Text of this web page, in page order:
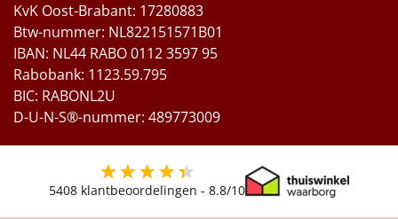
KvK Oost-Brabant: 17280883
Btw-nummer: NL822151571B01
IBAN: NL44 RABO 0112 3597 95
Rabobank: 1123.59.795
BIC: RABONL2U
D-U-N-S®-nummer: 489773009
5408 klantbeoordelingen - 8.8/10